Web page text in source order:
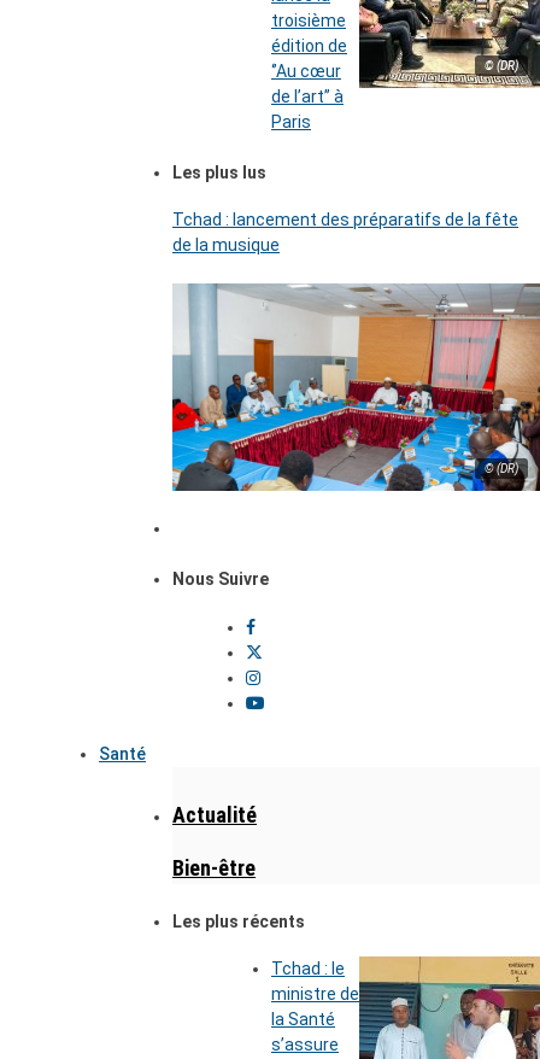
© (DR)
troisième
édition de
‘’Au cœur
de l’art’’ à
Paris
Les plus lus
Tchad : lancement des préparatifs de la fête
de la musique
© (DR)
Nous Suivre
Santé
Actualité
Bien-être
Les plus récents
Tchad : le
ministre de
la Santé
s’assure